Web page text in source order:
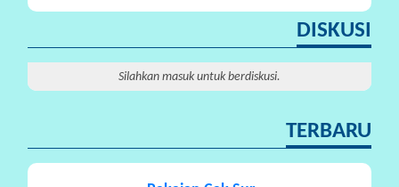
A
DISKUSI
Silahkan masuk untuk berdiskusi.
TERBARU